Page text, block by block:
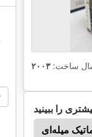
ساخت: ۲۰۰۳
را ببینید
میله‌ای